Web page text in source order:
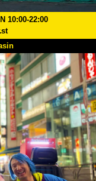
10:00-22:00
Tarifs
FAQ
Akihabara#1